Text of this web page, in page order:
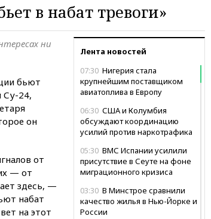
в набат тревоги»
Лента новостей
07:30 Нигерия стала
крупнейшим поставщиком
авиатоплива в Европу
06:30 США и Колумбия
обсуждают координацию
усилий против наркотрафика
05:30 ВМС Испании усилили
присутствие в Сеуте на фоне
миграционного кризиса
03:30 В Минстрое сравнили
качество жилья в Нью-Йорке и
России
ни
бьют
Су-24,
он
от
— от
здесь, —
набат
на этот